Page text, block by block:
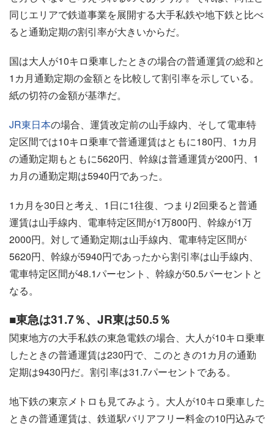
同じエリアで鉄道事業を展開する大手私鉄や地下鉄と比べ
ると通勤定期の割引率が大きいからだ。
国は大人が10キロ乗車したときの場合の普通運賃の総和と
1カ月通勤定期の金額とを比較して割引率を示している。
紙の切符の金額が基準だ。
JR東日本の場合、運賃改定前の山手線内、そして電車特
定区間では10キロ乗車で普通運賃はともに180円、1カ月
の通勤定期もともに5620円、幹線は普通運賃が200円、1
カ月の通勤定期は5940円であった。
1カ月を30日と考え、1日に1往復、つまり2回乗ると普通
運賃は山手線内、電車特定区間が1万800円、幹線が1万
2000円。対して通勤定期は山手線内、電車特定区間が
5620円、幹線が5940円であったから割引率は山手線内、
電車特定区間が48.1パーセント、幹線が50.5パーセントと
なる。
■東急は31.7％、JR東は50.5％
関東地方の大手私鉄の東急電鉄の場合、大人が10キロ乗車
したときの普通運賃は230円で、このときの1カ月の通勤
定期は9430円だ。割引率は31.7パーセントである。
地下鉄の東京メトロも見てみよう。大人が10キロ乗車した
ときの普通運賃は、鉄道駅バリアフリー料金の10円込みで